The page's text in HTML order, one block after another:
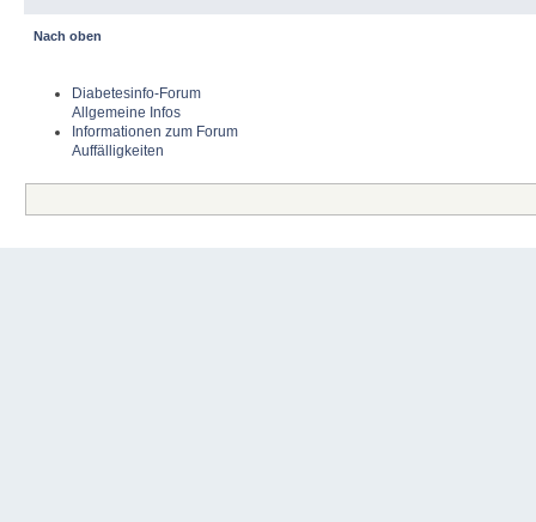
Nach oben
Diabetesinfo-Forum
Allgemeine Infos
Informationen zum Forum
Auffälligkeiten